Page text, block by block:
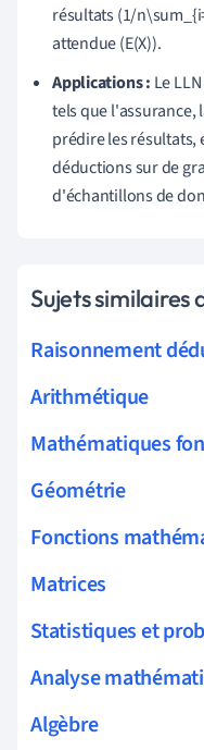
résultats (1/
attendue (E(X)).
Applications : Le
tels que l'assurance,
prédire les résultats,
déductions sur de
d'échantillons de
Sujets similaires
Raisonnement
Arithmétique
Mathématiques
Géométrie
Fonctions
Matrices
Statistiques et
Analyse
Algèbre